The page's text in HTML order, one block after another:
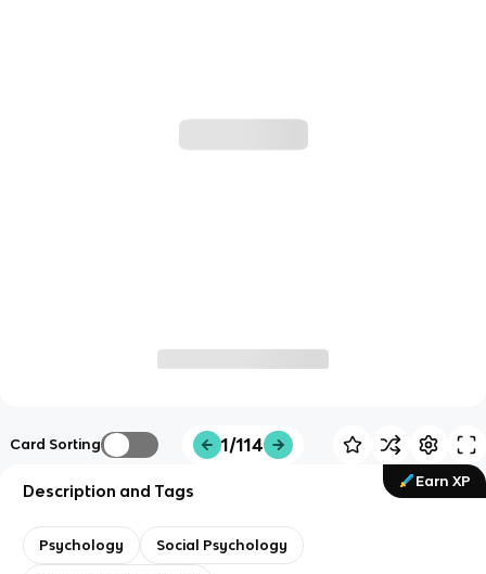
Card Sorting 1/114
Earn XP
Description and Tags
Psychology Social Psychology